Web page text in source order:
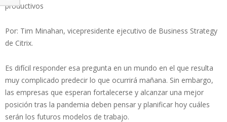
productivos
Por: Tim Minahan, vicepresidente ejecutivo de Business Strategy
de Citrix.
Es difícil responder esa pregunta en un mundo en el que resulta
muy complicado predecir lo que ocurrirá mañana. Sin embargo,
las empresas que esperan fortalecerse y alcanzar una mejor
posición tras la pandemia deben pensar y planificar hoy cuáles
serán los futuros modelos de trabajo.